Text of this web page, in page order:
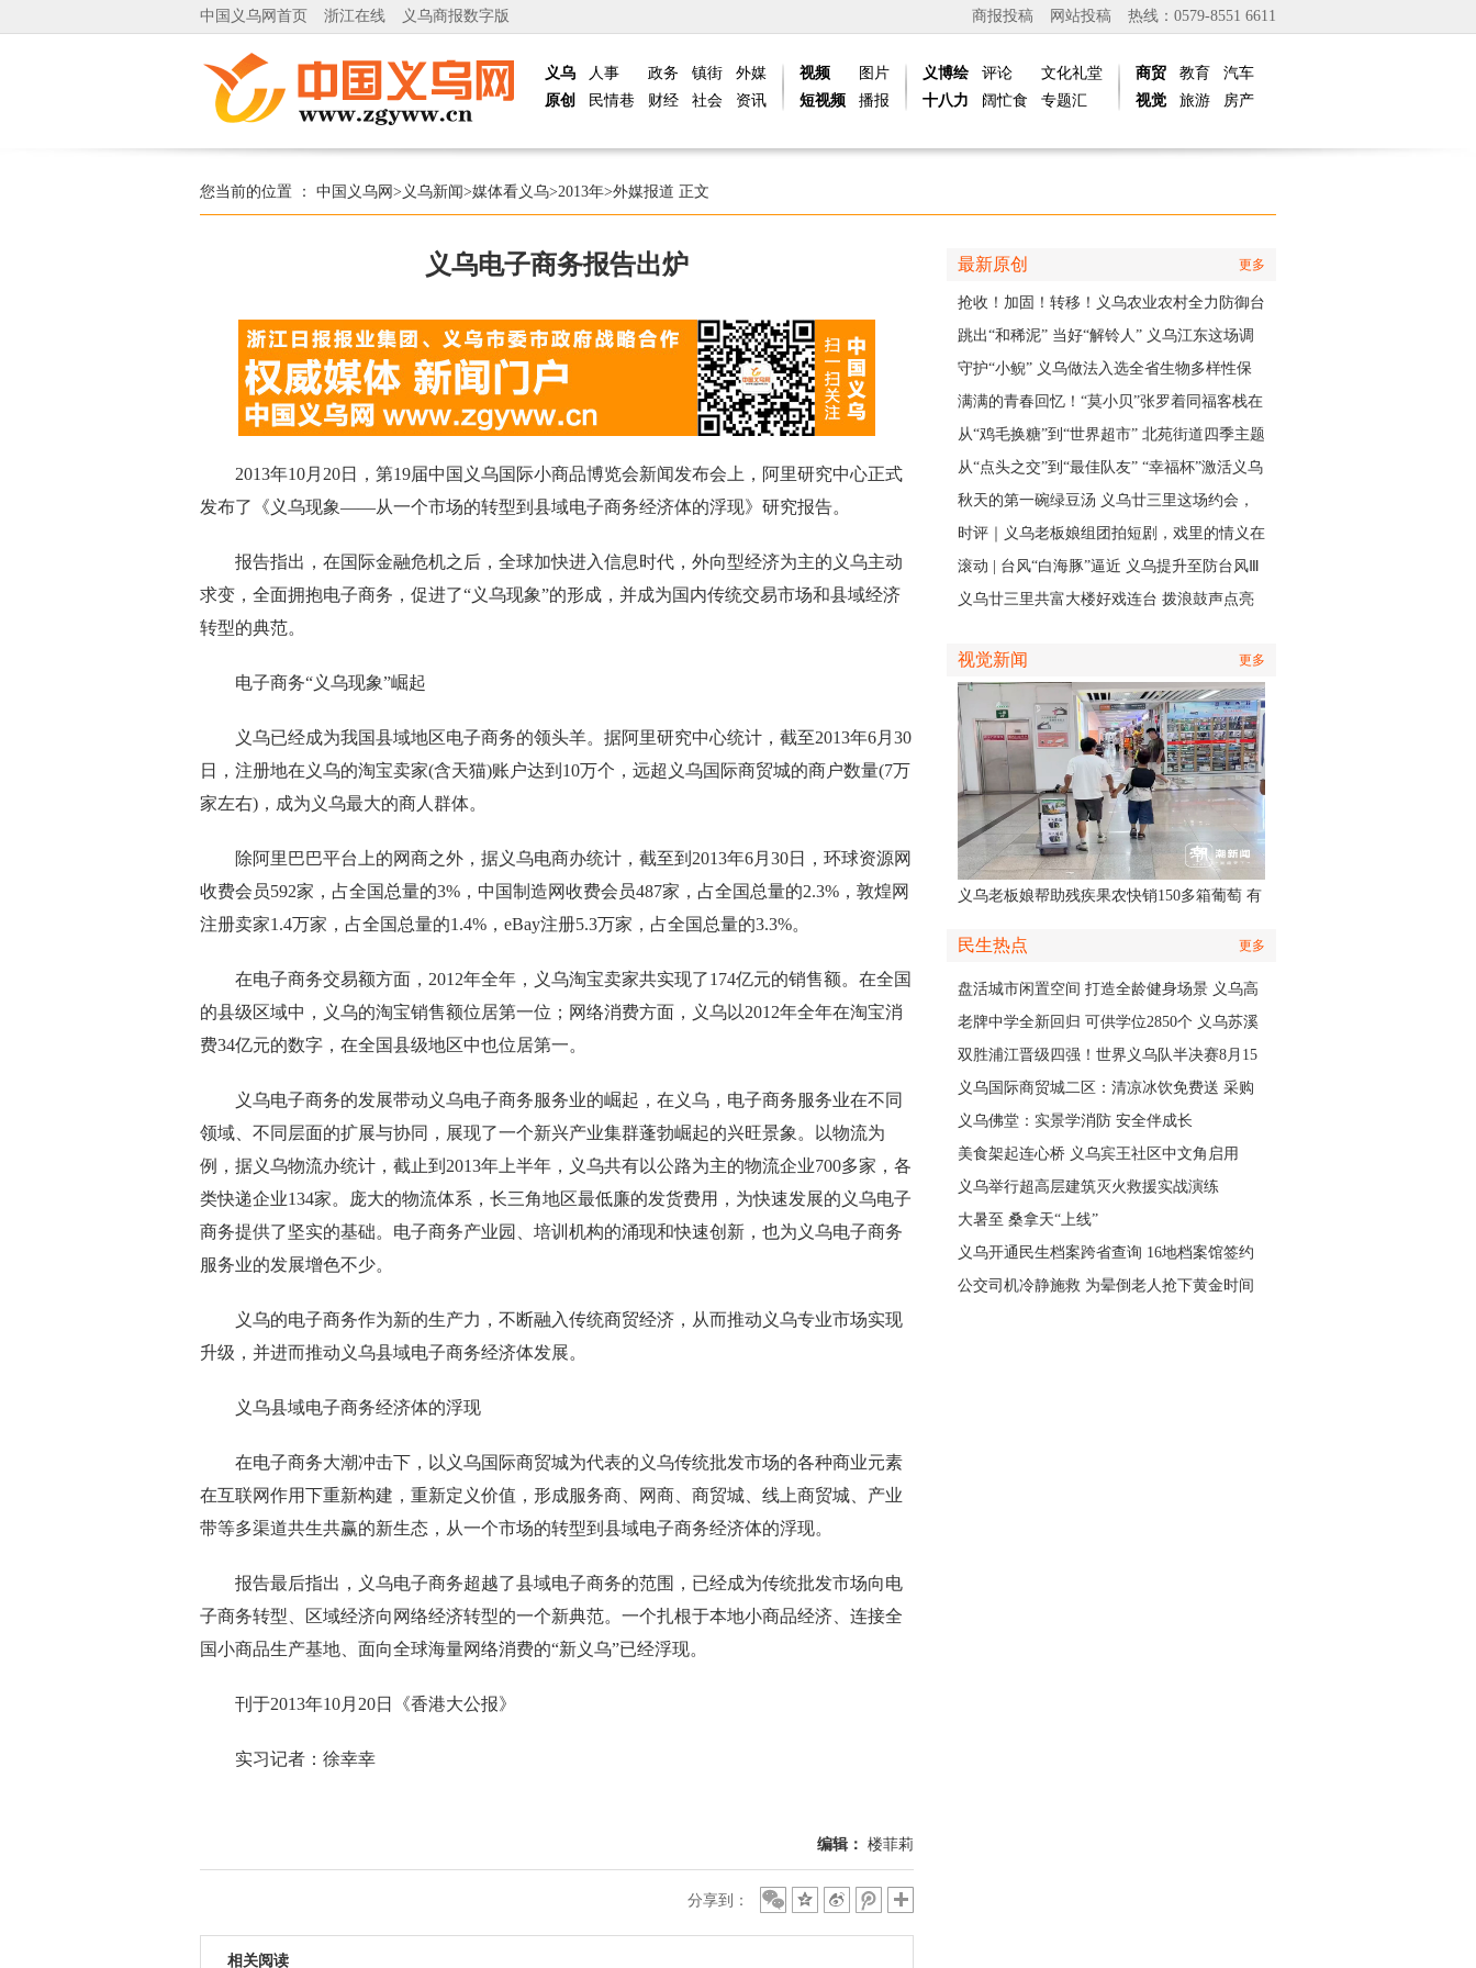
中国义乌网首页 浙江在线 义乌商报数字版 热线：0579-8551 6611
网站投稿
商报投稿
义乌
原创
人事
民情巷
政务
财经
镇街
社会
外媒
资讯
视频
短视频
图片
播报
义博绘
十八力
评论
阔忙食
文化礼堂
专题汇
商贸
视觉
教育
旅游
汽车
房产
您当前的位置 ： 中国义乌网 > 义乌新闻>媒体看义乌>2013年>外媒报道 正文
义乌电子商务报告出炉
2013年10月20日，第19届中国义乌国际小商品博览会新闻发布会上，阿里研究中心正式
发布了《义乌现象——从一个市场的转型到县域电子商务经济体的浮现》研究报告。
报告指出，在国际金融危机之后，全球加快进入信息时代，外向型经济为主的义乌主动
求变，全面拥抱电子商务，促进了“义乌现象”的形成，并成为国内传统交易市场和县域经济
转型的典范。
电子商务“义乌现象”崛起
义乌已经成为我国县域地区电子商务的领头羊。据阿里研究中心统计，截至2013年6月30
日，注册地在义乌的淘宝卖家(含天猫)账户达到10万个，远超义乌国际商贸城的商户数量(7万
家左右)，成为义乌最大的商人群体。
除阿里巴巴平台上的网商之外，据义乌电商办统计，截至到2013年6月30日，环球资源网
收费会员592家，占全国总量的3%，中国制造网收费会员487家，占全国总量的2.3%，敦煌网
注册卖家1.4万家，占全国总量的1.4%，eBay注册5.3万家，占全国总量的3.3%。
在电子商务交易额方面，2012年全年，义乌淘宝卖家共实现了174亿元的销售额。在全国
的县级区域中，义乌的淘宝销售额位居第一位；网络消费方面，义乌以2012年全年在淘宝消
费34亿元的数字，在全国县级地区中也位居第一。
义乌电子商务的发展带动义乌电子商务服务业的崛起，在义乌，电子商务服务业在不同
领域、不同层面的扩展与协同，展现了一个新兴产业集群蓬勃崛起的兴旺景象。以物流为
例，据义乌物流办统计，截止到2013年上半年，义乌共有以公路为主的物流企业700多家，各
类快递企业134家。庞大的物流体系，长三角地区最低廉的发货费用，为快速发展的义乌电子
商务提供了坚实的基础。电子商务产业园、培训机构的涌现和快速创新，也为义乌电子商务
服务业的发展增色不少。
义乌的电子商务作为新的生产力，不断融入传统商贸经济，从而推动义乌专业市场实现
升级，并进而推动义乌县域电子商务经济体发展。
义乌县域电子商务经济体的浮现
在电子商务大潮冲击下，以义乌国际商贸城为代表的义乌传统批发市场的各种商业元素
在互联网作用下重新构建，重新定义价值，形成服务商、网商、商贸城、线上商贸城、产业
带等多渠道共生共赢的新生态，从一个市场的转型到县域电子商务经济体的浮现。
报告最后指出，义乌电子商务超越了县域电子商务的范围，已经成为传统批发市场向电
子商务转型、区域经济向网络经济转型的一个新典范。一个扎根于本地小商品经济、连接全
国小商品生产基地、面向全球海量网络消费的“新义乌”已经浮现。
刊于2013年10月20日《香港大公报》
实习记者：徐幸幸
编辑： 楼菲莉
分享到：
相关阅读
最新原创 更多
抢收！加固！转移！义乌农业农村全力防御台
风“白海豚”
跳出“和稀泥” 当好“解铃人” 义乌江东这场调
解实训为妇联主席们赋能
守护“小鲵” 义乌做法入选全省生物多样性保
护实践成果
满满的青春回忆！“莫小贝”张罗着同福客栈在
义乌再“开张”
从“鸡毛换糖”到“世界超市” 北苑街道四季主题
展再现义乌印记
从“点头之交”到“最佳队友” “幸福杯”激活义乌
稠江邻里情
秋天的第一碗绿豆汤 义乌廿三里这场约会，
主角是快递小哥
时评｜义乌老板娘组团拍短剧，戏里的情义在
现实中有了回响
滚动 | 台风“白海豚”逼近 义乌提升至防台风Ⅲ
级应急响应
义乌廿三里共富大楼好戏连台 拨浪鼓声点亮
视觉新闻 更多
义乌老板娘帮助残疾果农快销150多箱葡萄 有
民生热点 更多
盘活城市闲置空间 打造全龄健身场景 义乌高
质量落地省级文体民生实事
老牌中学全新回归 可供学位2850个 义乌苏溪
中学9月投用
双胜浦江晋级四强！世界义乌队半决赛8月15
日主场开打
义乌国际商贸城二区：清凉冰饮免费送 采购
商可就近领取
义乌佛堂：实景学消防 安全伴成长
美食架起连心桥 义乌宾王社区中文角启用
义乌举行超高层建筑灭火救援实战演练
大暑至 桑拿天“上线”
义乌开通民生档案跨省查询 16地档案馆签约
合作
公交司机冷静施救 为晕倒老人抢下黄金时间